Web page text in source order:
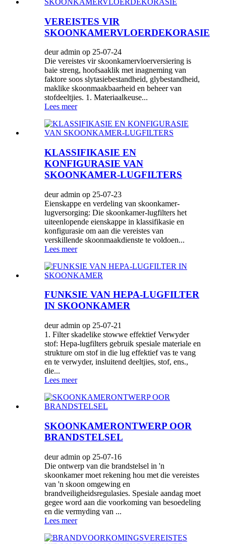
VEREISTES VIR
SKOONKAMERVLOERDEKORASIE
deur admin op 25-07-24
Die vereistes vir skoonkamervloerversiering is
baie streng, hoofsaaklik met inagneming van
faktore soos slytasiebestandheid, glybestandheid,
maklike skoonmaakbaarheid en beheer van
stofdeeltjies. 1. Materiaalkeuse...
Lees meer
KLASSIFIKASIE EN
KONFIGURASIE VAN
SKOONKAMER-LUGFILTERS
deur admin op 25-07-23
Eienskappe en verdeling van skoonkamer-
lugversorging: Die skoonkamer-lugfilters het
uiteenlopende eienskappe in klassifikasie en
konfigurasie om aan die vereistes van
verskillende skoonmaakdienste te voldoen...
Lees meer
FUNKSIE VAN HEPA-LUGFILTER
IN SKOONKAMER
deur admin op 25-07-21
1. Filter skadelike stowwe effektief Verwyder
stof: Hepa-lugfilters gebruik spesiale materiale en
strukture om stof in die lug effektief vas te vang
en te verwyder, insluitend deeltjies, stof, ens.,
die...
Lees meer
SKOONKAMERONTWERP OOR
BRANDSTELSEL
deur admin op 25-07-16
Die ontwerp van die brandstelsel in 'n
skoonkamer moet rekening hou met die vereistes
van 'n skoon omgewing en
brandveiligheidsregulasies. Spesiale aandag moet
gegee word aan die voorkoming van besoedeling
en die vermyding van ...
Lees meer